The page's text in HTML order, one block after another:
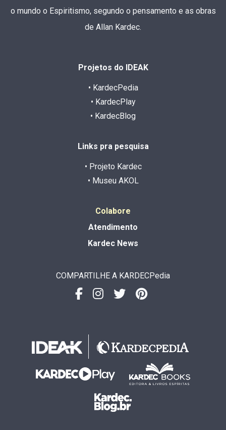
o mundo o Espiritismo, segundo o pensamento e as obras
de Allan Kardec.
Projetos do IDEAK
• KardecPedia
• KardecPlay
• KardecBlog
Links pra pesquisa
• Projeto Kardec
• Museu AKOL
Colabore
Atendimento
Kardec News
COMPARTILHE A KARDECPedia